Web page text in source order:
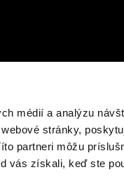
médií a analýzu
stránky,
partneri môžu
vás získali, keď ste